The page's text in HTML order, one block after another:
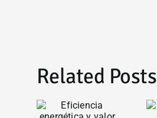
Related Posts